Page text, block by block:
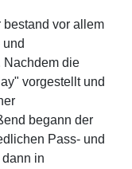
bestand vor allem
Nachdem die
vorgestellt und
begann der
Pass- und
in